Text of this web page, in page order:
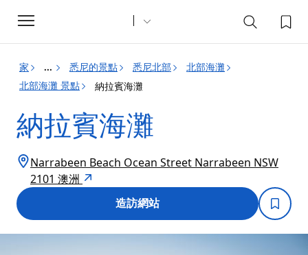
Toggle
navigation
家 ... 悉尼的景點 悉尼北部
北部海灘
北部海灘 景點
納拉賓海灘
納拉賓海灘
Narrabeen Beach Ocean Street Narrabeen NSW
2101 澳洲
造訪網站